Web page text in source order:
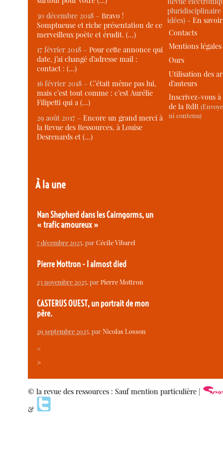
30 décembre 2018 –Bravo !
Somptueuse et riche présentation de ce
merveilleux poète et érudit. (…)
17 février 2018 –Pour cette annonce qui
date, j’ai changé d’adresse mail :
contact : (…)
16 février 2018 –C’était même pas lui,
mais c’est tout comme : c’est Aurélie
Filipetti qui a (…)
29 août 2017 –Encore un grand merci à
la Revue des Ressources, à Louise
Desrenards et (…)
À la une
Nan Shepherd dans les Cairngorms, un
« trafic amoureux »
7 décembre 2025, parCécile Vibarel
Pierre Mottron - I almost died
23 novembre 2025, parPierre Mottron
CASTERUS OUEST, un portrait de mon
père.
29 septembre 2025, parNicolas Losson
<
>
idées) -En
Contacts
Mentions légales
Ours
Utilisation des
d’auteurs
Inscrivez-vous
de la RdR
ni contenu)
© la revue des ressources : Sauf mention particulière |
&